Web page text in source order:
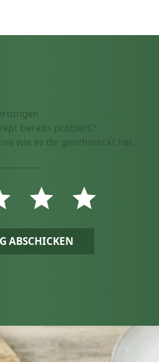
bereits probiert?
wie es dir geschmeckt hat.
ABSCHICKEN